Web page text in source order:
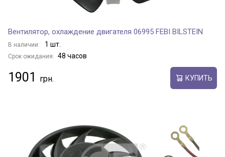
Вентилятор, охлаждение двигателя 06995 FEBI BILSTEIN
В наличии: 1 шт.
Срок ожидания: 48 часов
1901 КУПИТЬ